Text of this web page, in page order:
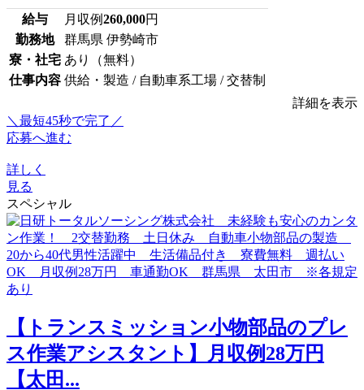
給与 月収例260,000円
勤務地
群馬県 伊勢崎市
寮・社宅 あり（無料）
仕事内容 供給・製造 / 自動車系工場 / 交替制
詳細を表示
＼最短45秒で完了／
応募へ進む
詳しく
見る
スペシャル
【トランスミッション小物部品のプレ
ス作業アシスタント】月収例28万円
【太田...